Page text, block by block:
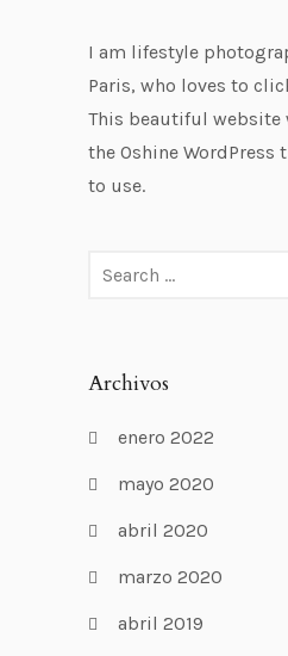
I am lifestyle
Paris, who loves to
This beautiful
the Oshine WordPress
to use.
Archivos
enero 2022
mayo 2020
abril 2020
marzo 2020
abril 2019